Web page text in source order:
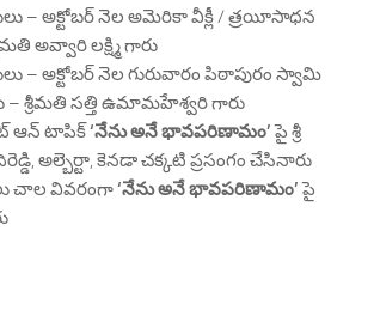
– అక్టోబర్ నెల అమెరికా వీక్లీ / త్రయీసాధన
అవ్వారి లక్ష్మి గారు
– అక్టోబర్ నెల గురువారం పిఠాపురం స్వామి
– శ్రీమతి సత్తి ఉమామహేశ్వరి గారు
ఆన్ టాపిక్‘నేను అనే భావపరిణామం’పై శ్రీ
అల్బెర్టా, కెనడా చక్కటి ప్రసంగం చేసినారు
చాల వివరంగా‘నేను అనే భావపరిణామం’పై